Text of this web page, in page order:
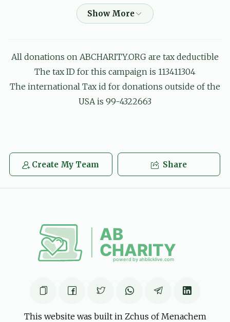
שמואל אייזנער, אברהם אלי' אינדיג, נחום מרדכי בערקאוויטש,
6 months ago $5.07
לכבוד אלע לעכטיגע בחורים
נפתלי דייטש
6 months ago $50.00
ראזענבערג
6 months ago
All donations on ABCHARITY.ORG are tax deductible
The tax ID for this campaign is 113411304
The international Tax id for donations outside of the
USA is 99-4322663
Create My Team Share
This website was built in Zchus of Menachem